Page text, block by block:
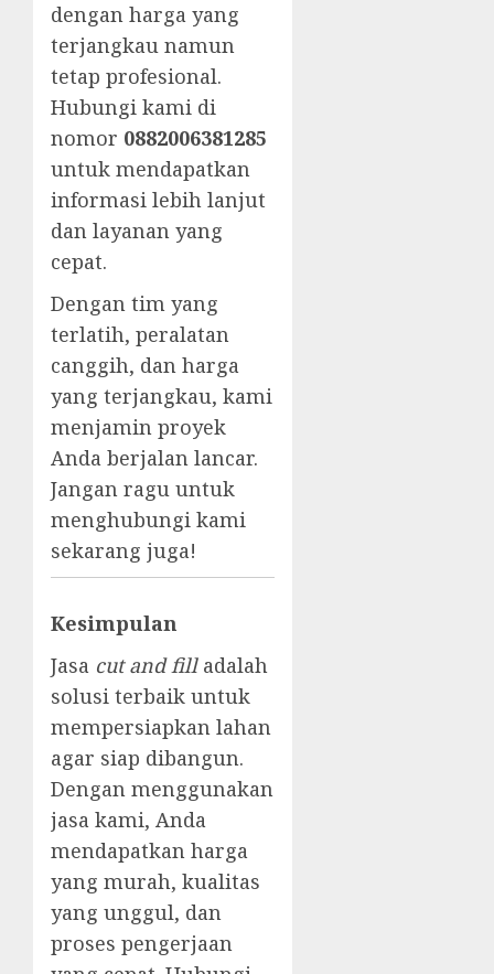
dengan harga yang
terjangkau namun
tetap profesional.
Hubungi kami di
nomor 0882006381285
untuk mendapatkan
informasi lebih lanjut
dan layanan yang
cepat.
Dengan tim yang
terlatih, peralatan
canggih, dan harga
yang terjangkau, kami
menjamin proyek
Anda berjalan lancar.
Jangan ragu untuk
menghubungi kami
sekarang juga!
Kesimpulan
Jasa cut and filladalah
solusi terbaik untuk
mempersiapkan lahan
agar siap dibangun.
Dengan menggunakan
jasa kami, Anda
mendapatkan harga
yang murah, kualitas
yang unggul, dan
proses pengerjaan